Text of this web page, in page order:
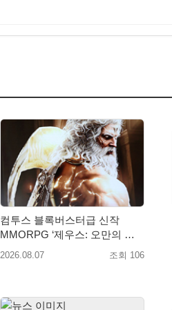
컴투스 블록버스터급 신작
MMORPG ‘제우스: 오만의 신’,
8월 26일 출시!
2026.08.07 조회 106